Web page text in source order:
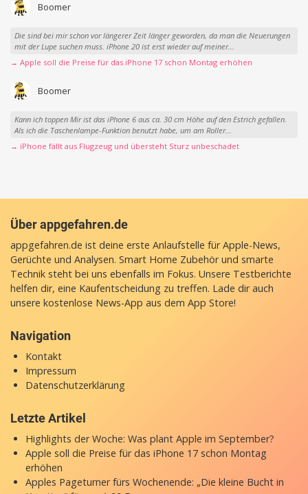
Boomer
Die sind bei mir schon vor längerer Zeit länger geworden, da man die Neuerungen
mit der Lupe suchen muss. iPhone 20 ist erst wieder auf meiner...
→ Apple soll die Preise für das iPhone 17 schon Montag erhöhen
Boomer
Kann ich toppen Mir ist das iPhone 6 aus ca. 30 cm Höhe auf den Estrich gefallen.
Als ich die Taschenlampe-Funktion benutzt habe, um am Roller...
→ iPhone fällt aus Flugzeug und übersteht Sturz unbeschadet
Über appgefahren.de
appgefahren.de ist deine erste Anlaufstelle für Apple-News,
Gerüchte und Analysen. Smart Home Zubehör und smarte
Technik steht bei uns ebenfalls im Fokus. Unsere Testberichte
helfen dir, eine Kaufentscheidung zu treffen. Lade dir auch
unsere kostenlose News-App aus dem App Store!
Navigation
Kontakt
Impressum
Datenschutzerklärung
Letzte Artikel
Highlights der Woche: Was plant Apple im September?
Apple soll die Preise für das iPhone 17 schon Montag
erhöhen
Apples Pageturner fürs Wochenende: „Die kleine Bucht in